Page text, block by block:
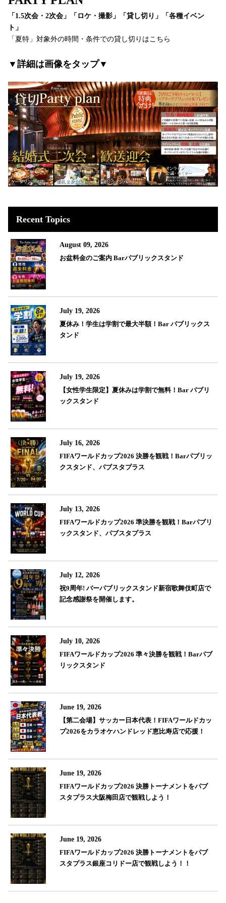
「1.5次会・2次会」「ロケ・撮影」「貸し切り」「各種イベン
ト」
「夏特」対象外の時間・条件での貸し切りはこちら
▼詳細は画像をタップ▼
Recent Topics
August 09, 2026
お盆料金のご案内 Barパブリックスタンド
July 19, 2026
夏休み！学生は学割で最大半額！Bar パブリックス
タンド
July 19, 2026
【女性学生限定】夏休みは学割で無料！Bar パブリ
ックスタンド
July 16, 2026
FIFAワールドカップ2026 決勝を観戦！Barパブリッ
クスタンド、パブスタプラス
July 13, 2026
FIFAワールドカップ2026 準決勝を観戦！Barパブリ
ックスタンド、パブスタプラス
July 12, 2026
祝9周年! バーパブリックスタンド新宿歌舞伎町店で
記念感謝祭を開催します。
July 10, 2026
FIFAワールドカップ2026 準々決勝を観戦！Barパブ
リックスタンド
June 19, 2026
【第二会場】サッカー日本代表！FIFAワールドカッ
プ2026をカラオケハンドレッド恵比寿店で応援！
June 19, 2026
FIFAワールドカップ2026 決勝トーナメントをパブ
スタプラス大阪梅田店で観戦しよう！
June 19, 2026
FIFAワールドカップ2026 決勝トーナメントをパブ
スタプラス銀座コリドー店で観戦しよう！！